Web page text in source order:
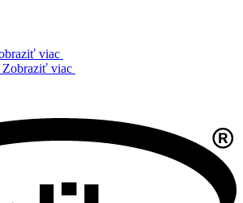
viac
Zobraziť viac